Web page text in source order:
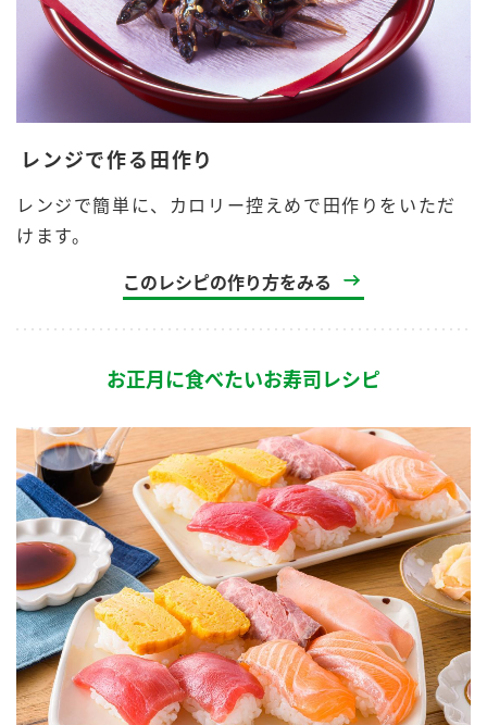
レンジで作る田作り
レンジで簡単に、カロリー控えめで田作りをいただ
けます。
このレシピの作り方をみる
お正月に食べたいお寿司レシピ